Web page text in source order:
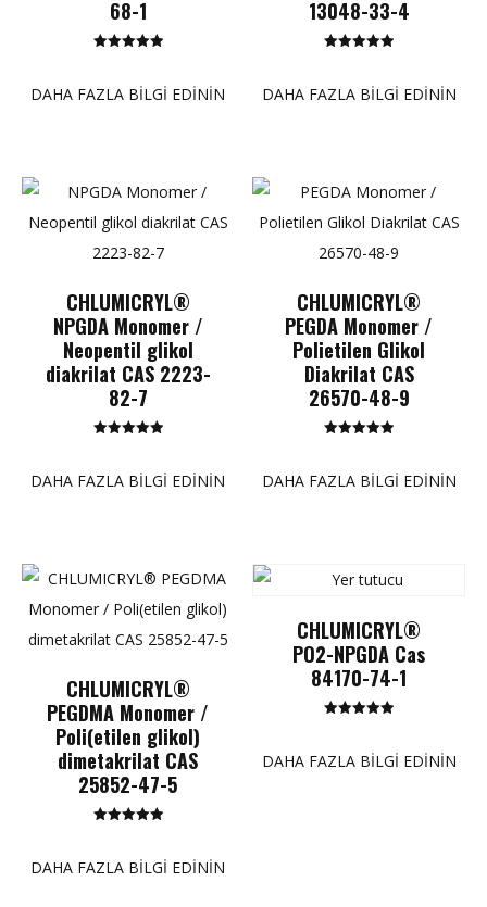
68-1
puan
DAHA FAZLA BILGI EDININ
13048-33-4
puan
DAHA FAZLA BILGI EDININ
CHLUMICRYL®
NPGDA Monomer /
Neopentil glikol
diakrilat CAS 2223-
82-7
puan
DAHA FAZLA BILGI EDININ
CHLUMICRYL®
PEGDA Monomer /
Polietilen Glikol
Diakrilat CAS
26570-48-9
DAHA FAZLA BILGI EDININ
CHLUMICRYL®
PEGDMA Monomer /
Poli(etilen glikol)
dimetakrilat CAS
25852-47-5
puan
DAHA FAZLA BILGI EDININ
CHLUMICRYL®
PO2-NPGDA Cas
84170-74-1
DAHA FAZLA BILGI EDININ